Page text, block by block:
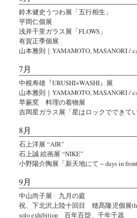
鈴木健史うつわ展「五行相生」
平岡仁個展
浅井千里ガラス展「FLOWS」
有賀正季個展
山本雅則｜YAMAMOTO, MASANORI /
7月
中根寿雄『URUSHI×WASHI』展
山本雅則｜YAMAMOTO, MASANORI /
早蕨窯 料理の着物展
吉岡星ガラス展「星はロックでできて
8月
石上洋展 “AIR”
石上誠 絵画展 “NIKE”
小野陽介陶展「新天地にて − days in
9月
中山尚子展 九月の庭
祝、下北沢上陸十回目 穂髙隆児個展
solo exhibition 百年百盌、千年千器